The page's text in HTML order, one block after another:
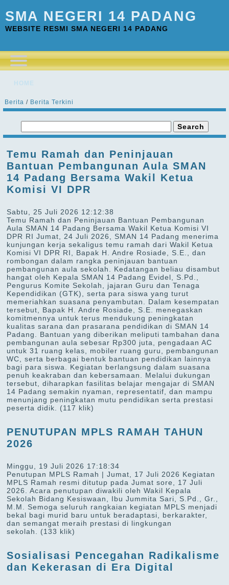
SMA NEGERI 14 PADANG
WEBSITE RESMI SMA NEGERI 14 PADANG
HOME
Berita / Berita Terkini
Temu Ramah dan Peninjauan
Bantuan Pembangunan Aula SMAN
14 Padang Bersama Wakil Ketua
Komisi VI DPR
Sabtu, 25 Juli 2026 12:12:38
Temu Ramah dan Peninjauan Bantuan Pembangunan
Aula SMAN 14 Padang Bersama Wakil Ketua Komisi VI
DPR RI Jumat, 24 Juli 2026, SMAN 14 Padang menerima
kunjungan kerja sekaligus temu ramah dari Wakil Ketua
Komisi VI DPR RI, Bapak H. Andre Rosiade, S.E., dan
rombongan dalam rangka peninjauan bantuan
pembangunan aula sekolah. Kedatangan beliau disambut
hangat oleh Kepala SMAN 14 Padang Evidel, S.Pd.,
Pengurus Komite Sekolah, jajaran Guru dan Tenaga
Kependidikan (GTK), serta para siswa yang turut
memeriahkan suasana penyambutan. Dalam kesempatan
tersebut, Bapak H. Andre Rosiade, S.E. menegaskan
komitmennya untuk terus mendukung peningkatan
kualitas sarana dan prasarana pendidikan di SMAN 14
Padang. Bantuan yang diberikan meliputi tambahan dana
pembangunan aula sebesar Rp300 juta, pengadaan AC
untuk 31 ruang kelas, mobiler ruang guru, pembangunan
WC, serta berbagai bentuk bantuan pendidikan lainnya
bagi para siswa. Kegiatan berlangsung dalam suasana
penuh keakraban dan kebersamaan. Melalui dukungan
tersebut, diharapkan fasilitas belajar mengajar di SMAN
14 Padang semakin nyaman, representatif, dan mampu
menunjang peningkatan mutu pendidikan serta prestasi
peserta didik. (117 klik)
PENUTUPAN MPLS RAMAH TAHUN
2026
Minggu, 19 Juli 2026 17:18:34
Penutupan MPLS Ramah | Jumat, 17 Juli 2026 Kegiatan
MPLS Ramah resmi ditutup pada Jumat sore, 17 Juli
2026. Acara penutupan diwakili oleh Wakil Kepala
Sekolah Bidang Kesiswaan, Ibu Jummita Sari, S.Pd., Gr.,
M.M. Semoga seluruh rangkaian kegiatan MPLS menjadi
bekal bagi murid baru untuk beradaptasi, berkarakter,
dan semangat meraih prestasi di lingkungan
sekolah. (133 klik)
Sosialisasi Pencegahan Radikalisme
dan Kekerasan di Era Digital